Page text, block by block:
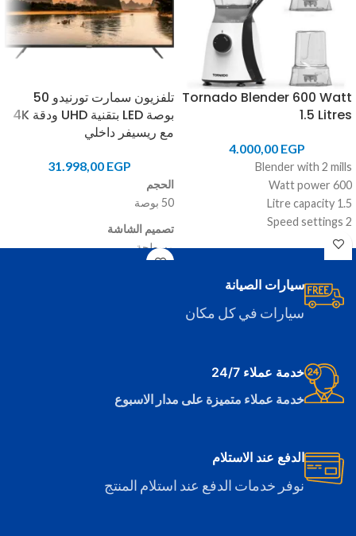
Tornado Blender 600 Watt
1.5 Litres
4.000,00 EGP
Blender with 2 mills
600 Watt power
1.5 Litre capacity
2 Speed settings
تلفزيون سمارت تورنيدو 50
بوصة LED بتقنية UHD ودقة 4K
مع ريسيفر داخلي
31.998,00 EGP
الحجم
50 بوصة
تصميم الشاشة
مسطحة
سيارات الصيانة
سيارات في كل مكان
خدمة عملاء 24/7
خدمة عملاء متميزة على مدار الاسبوع
الدفع عند الاستلام
نوفر خدمات الدفع عند استلام المنتج